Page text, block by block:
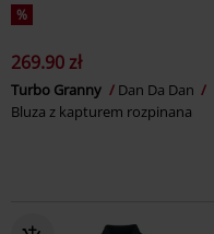
%
269.90 zł
Turbo Granny
Dan Da Dan
Bluza z kapturem rozpinana